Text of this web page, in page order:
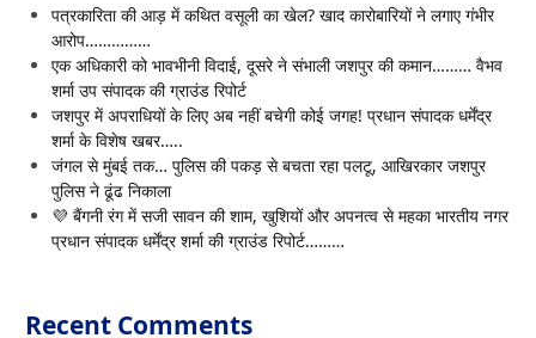
पत्रकारिता की आड़ में कथित वसूली का खेल? खाद कारोबारियों ने लगाए गंभीर
आरोप……………
एक अधिकारी को भावभीनी विदाई, दूसरे ने संभाली जशपुर की कमान……… वैभव
शर्मा उप संपादक की ग्राउंड रिपोर्ट
जशपुर में अपराधियों के लिए अब नहीं बचेगी कोई जगह! प्रधान संपादक धर्मेंद्र
शर्मा के विशेष खबर…..
जंगल से मुंबई तक… पुलिस की पकड़ से बचता रहा पलटू, आखिरकार जशपुर
पुलिस ने ढूंढ निकाला
💜 बैंगनी रंग में सजी सावन की शाम, खुशियों और अपनत्व से महका भारतीय नगर
प्रधान संपादक धर्मेंद्र शर्मा की ग्राउंड रिपोर्ट………
Recent Comments